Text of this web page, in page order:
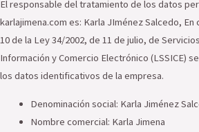
El responsable del tratamiento de los datos
karlajimena.com es: Karla JIménez Salcedo,
10 de la Ley 34/2002, de 11 de julio, de
Información y Comercio Electrónico (LSSICE)
los datos identificativos de la empresa.
Denominación social: Karla Jiménez
Nombre comercial: Karla Jimena